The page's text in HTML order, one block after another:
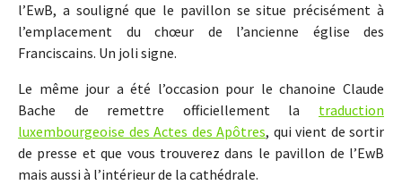
l’EwB, a souligné que le pavillon se situe précisément à
l’emplacement du chœur de l’ancienne église des
Franciscains. Un joli signe.
Le même jour a été l’occasion pour le chanoine Claude
Bache de remettre officiellement la traduction
luxembourgeoise des Actes des Apôtres, qui vient de sortir
de presse et que vous trouverez dans le pavillon de l’EwB
mais aussi à l’intérieur de la cathédrale.